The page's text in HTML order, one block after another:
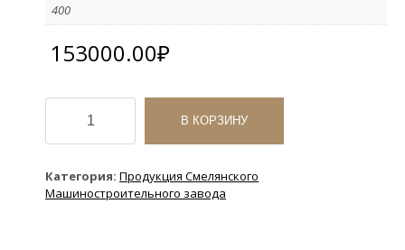
400
153000.00₽
Количество
товара
Тестомесильная
Л4-
ХТ-2В
В КОРЗИНУ
Категория: Продукция Смелянского
Машиностроительного завода